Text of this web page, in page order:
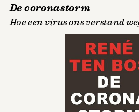
De coronastorm
Hoe een virus ons verstand